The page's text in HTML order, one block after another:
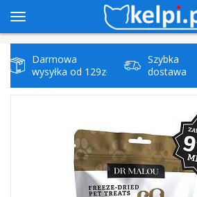
Darmowa
wysyłka od 129zł
Szybka
dostawa